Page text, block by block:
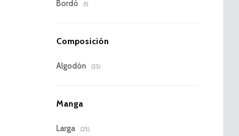
Bordó (1)
Composición
Algodón (25)
Manga
Larga (25)